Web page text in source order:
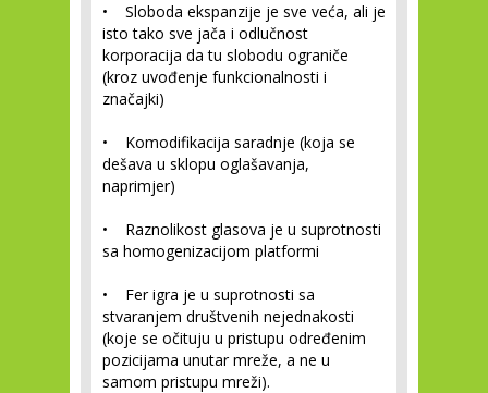
• Sloboda ekspanzije je sve veća, ali je
isto tako sve jača i odlučnost
korporacija da tu slobodu ograniče
(kroz uvođenje funkcionalnosti i
značajki)
• Komodifikacija saradnje (koja se
dešava u sklopu oglašavanja,
naprimjer)
• Raznolikost glasova je u suprotnosti
sa homogenizacijom platformi
• Fer igra je u suprotnosti sa
stvaranjem društvenih nejednakosti
(koje se očituju u pristupu određenim
pozicijama unutar mreže, a ne u
samom pristupu mreži).